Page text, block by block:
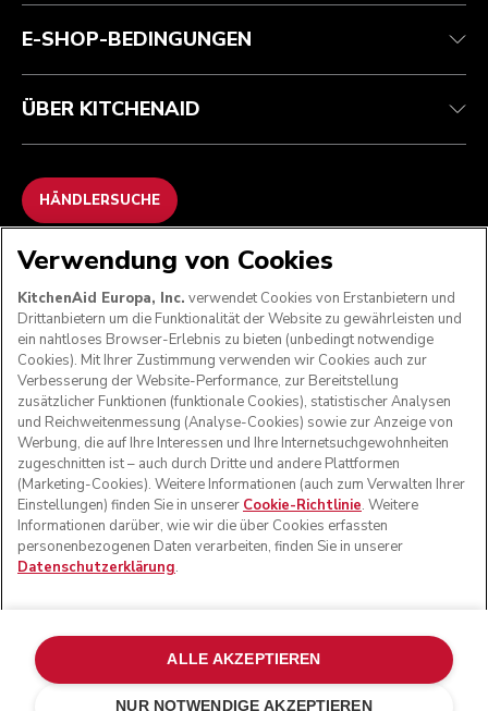
Häufig gestellte fragen
ODR
E-SHOP-BEDINGUNGEN
ÜBER KITCHENAID
HÄNDLERSUCHE
WIR AKZEPTIEREN
FOLGEN SIE UNS
und das Design der Küchenmaschine sind eingetragene
Marken in den USA und in anderen Ländern.
Verwendung von Cookies
KitchenAid Europa, Inc. verwendet Cookies von Erstanbietern und
Drittanbietern um die Funktionalität der Website zu gewährleisten und
ein nahtloses Browser-Erlebnis zu bieten (unbedingt notwendige
Cookies). Mit Ihrer Zustimmung verwenden wir Cookies auch zur
Verbesserung der Website-Performance, zur Bereitstellung
zusätzlicher Funktionen (funktionale Cookies), statistischer Analysen
und Reichweitenmessung (Analyse-Cookies) sowie zur Anzeige von
Werbung, die auf Ihre Interessen und Ihre Internetsuchgewohnheiten
zugeschnitten ist – auch durch Dritte und andere Plattformen
(Marketing-Cookies). Weitere Informationen (auch zum Verwalten Ihrer
Einstellungen) finden Sie in unserer Cookie-Richtlinie. Weitere
Informationen darüber, wie wir die über Cookies erfassten
personenbezogenen Daten verarbeiten, finden Sie in unserer
Datenschutzerklärung.
NUR NOTWENDIGE AKZEPTIEREN
ALLE AKZEPTIEREN